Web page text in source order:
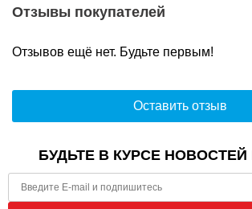
Отзывы покупателей
Отзывов ещё нет. Будьте первым!
Оставить отзыв
БУДЬТЕ В КУРСЕ НОВОСТЕЙ